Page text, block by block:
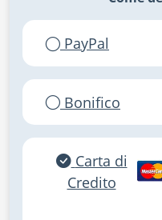
PayPal
Bonifico
Carta di
Credito